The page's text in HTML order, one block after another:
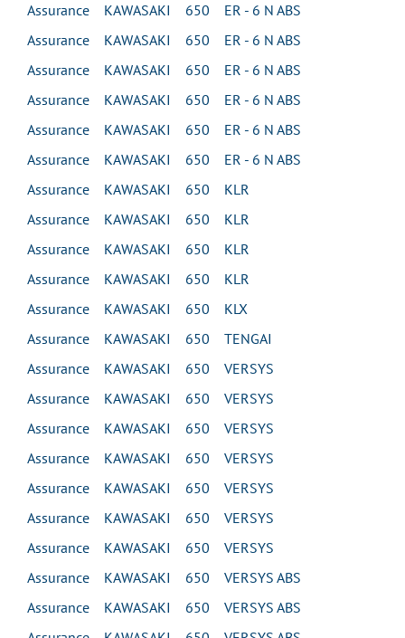
Assurance KAWASAKI 650 ER - 6 N ABS
Assurance KAWASAKI 650 ER - 6 N ABS
Assurance KAWASAKI 650 ER - 6 N ABS
Assurance KAWASAKI 650 ER - 6 N ABS
Assurance KAWASAKI 650 ER - 6 N ABS
Assurance KAWASAKI 650 ER - 6 N ABS
Assurance KAWASAKI 650 KLR
Assurance KAWASAKI 650 KLR
Assurance KAWASAKI 650 KLR
Assurance KAWASAKI 650 KLR
Assurance KAWASAKI 650 KLX
Assurance KAWASAKI 650 TENGAI
Assurance KAWASAKI 650 VERSYS
Assurance KAWASAKI 650 VERSYS
Assurance KAWASAKI 650 VERSYS
Assurance KAWASAKI 650 VERSYS
Assurance KAWASAKI 650 VERSYS
Assurance KAWASAKI 650 VERSYS
Assurance KAWASAKI 650 VERSYS
Assurance KAWASAKI 650 VERSYS ABS
Assurance KAWASAKI 650 VERSYS ABS